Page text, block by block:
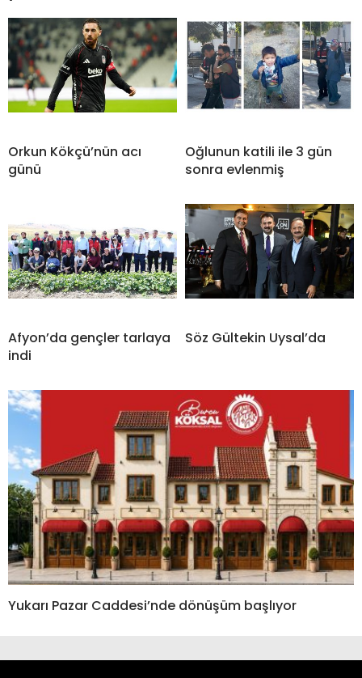
Orkun Kökçü’nün acı
günü
Oğlunun katili ile 3 gün
sonra evlenmiş
Afyon’da gençler tarlaya
indi
Söz Gültekin Uysal’da
Yukarı Pazar Caddesi’nde dönüşüm başlıyor